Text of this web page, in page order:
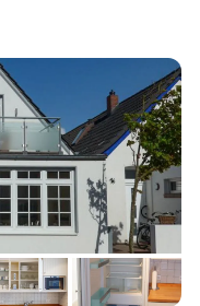
noblen Gas-Kamin, der
das separate,
(volle Stehhöhe),